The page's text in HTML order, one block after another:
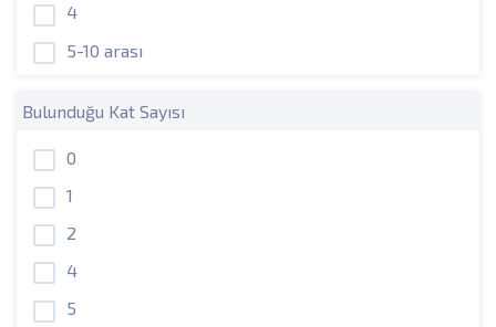
4
5-10 arası
Bulunduğu Kat Sayısı
0
1
2
4
5